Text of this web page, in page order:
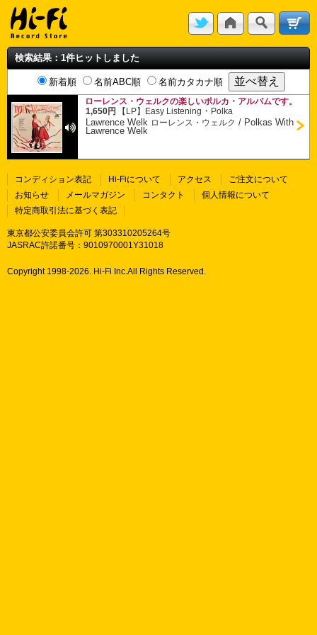
検索結果：1件ヒットしました
新着順 名前ABC順 名前カタカナ順
ローレンス・ウェルクの楽しいポルカ・アルバムです。
1,650円
【LP】 Easy Listening ・ Polka
Lawrence Welk ローレンス・ウェルク / Polkas With
Lawrence Welk
コンディション表記 Hi-Fiについて アクセス
ご注文について
お知らせ
メールマガジン コンタクト
個人情報について
特定商取引法に基づく表記
東京都公安委員会許可 第303310205264号
JASRAC許諾番号：9010970001Y31018
Copyright 1998-2026. Hi-Fi Inc.All Rights Reserved.